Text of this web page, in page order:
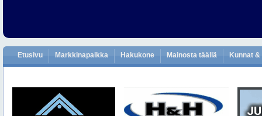
Etusivu Markkinapaikka Hakukone Mainosta täällä Kunnat